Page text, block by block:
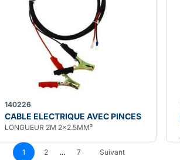
140226
CABLE ELECTRIQUE AVEC PINCES
LONGUEUR 2M 2x2.5MM²
1
2 ... 7 Suivant